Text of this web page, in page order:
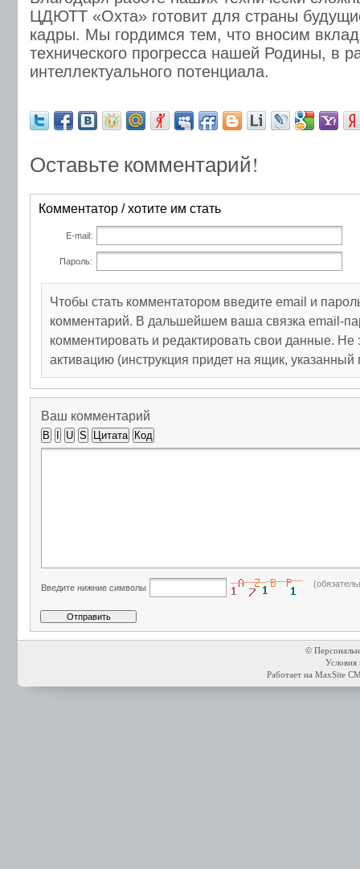
ЦДЮТТ «Охта» готовит для страны
кадры. Мы гордимся тем, что вносим
технического прогресса нашей Родины, в
интеллектуального потенциала.
Оставьте комментарий!
Комментатор / хотите им стать
E-mail:
Пароль:
Чтобы стать комментатором введите email и
комментарий. В дальшейшем ваша связка email-
комментировать и редактировать свои данные. Не
активацию (инструкция придет на ящик, указанный
Ваш комментарий
B U S Цитата Код
Введите нижние символы
©
Условия
Работает на MaxSite